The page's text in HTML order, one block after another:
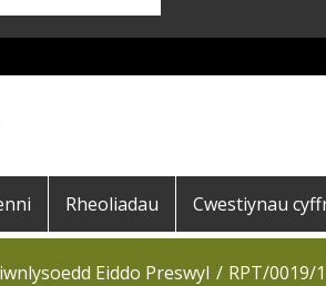
Rheoliadau Cwestiynau
Eiddo Preswyl RPT/0019/